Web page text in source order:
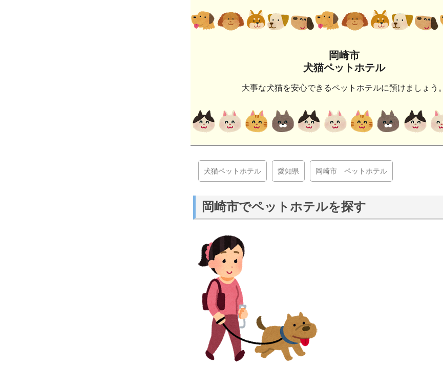
岡崎市
犬猫ペットホテル
大事な犬猫を安心できるペットホテルに預けましょう。
犬猫ペットホテル 愛知県 岡崎市 ペットホテル
岡崎市でペットホテルを探す